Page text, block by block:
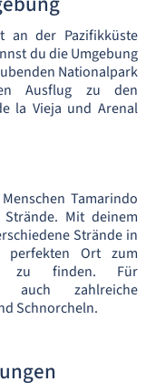
an der Pazifikküste
du die Umgebung
Nationalpark
Ausflug zu den
la Vieja und Arenal
Tamarindo
Mit deinem
Strände in
Ort zum
zu finden. Für
auch zahlreiche
Schnorcheln.